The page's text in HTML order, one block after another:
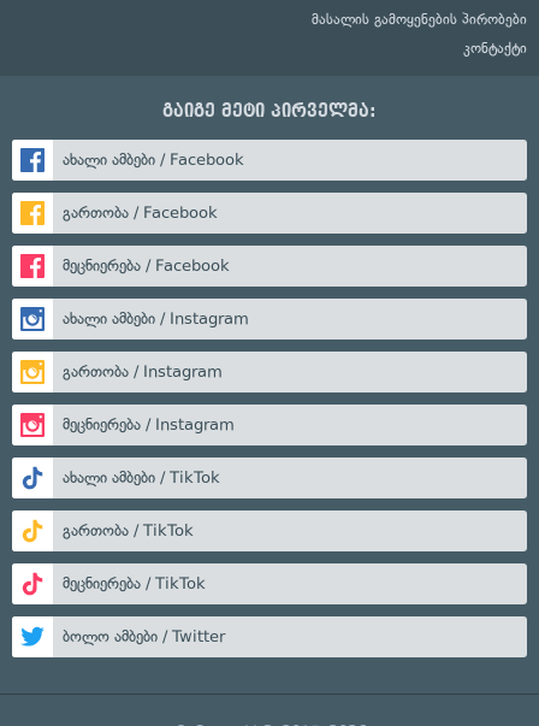
მასალის გამოყენების პირობები
კონტაქტი
გაიგე მეტი პირველმა:
ახალი ამბები / Facebook
გართობა / Facebook
მეცნიერება / Facebook
ახალი ამბები / Instagram
გართობა / Instagram
მეცნიერება / Instagram
ახალი ამბები / TikTok
გართობა / TikTok
მეცნიერება / TikTok
ბოლო ამბები / Twitter